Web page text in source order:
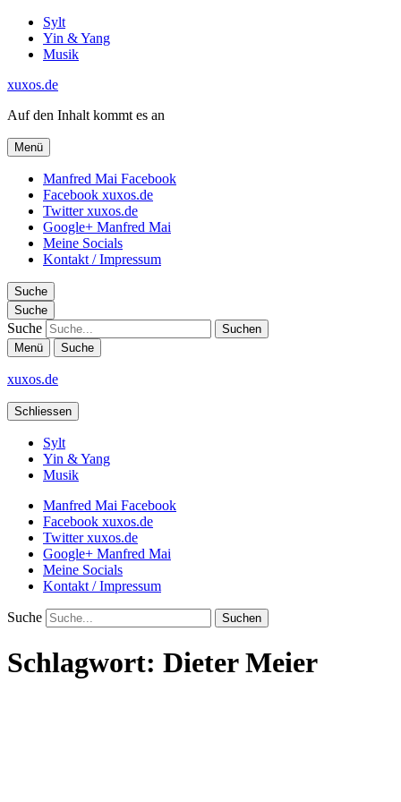
Sylt
Yin & Yang
Musik
xuxos.de
Auf den Inhalt kommt es an
Menü
Manfred Mai Facebook
Facebook xuxos.de
Twitter xuxos.de
Google+ Manfred Mai
Meine Socials
Kontakt / Impressum
Suche
Suche
Suche
Menü Suche
xuxos.de
Schliessen
Sylt
Yin & Yang
Musik
Manfred Mai Facebook
Facebook xuxos.de
Twitter xuxos.de
Google+ Manfred Mai
Meine Socials
Kontakt / Impressum
Suche
Schlagwort: Dieter Meier